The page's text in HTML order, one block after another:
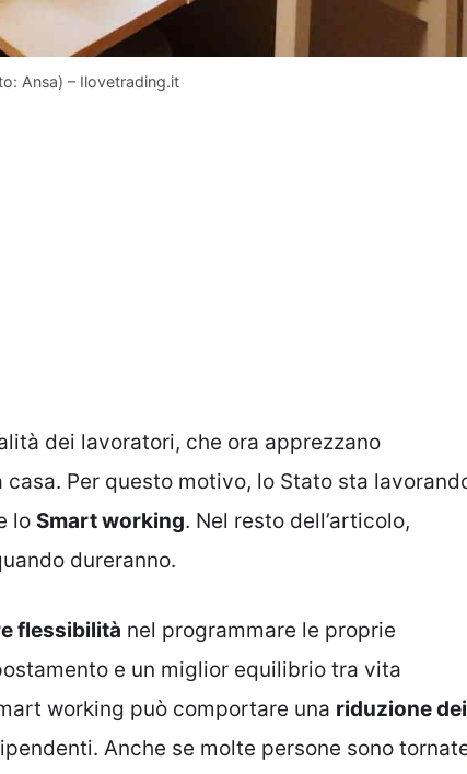
Ansa) – Ilovetrading.it
dei lavoratori, che ora apprezzano
Per questo motivo, lo Stato sta
lo Smart working. Nel resto dell’articolo,
dureranno.
flessibilità nel programmare le proprie
e un miglior equilibrio tra vita
working può comportare una riduzione dei
Anche se molte persone sono